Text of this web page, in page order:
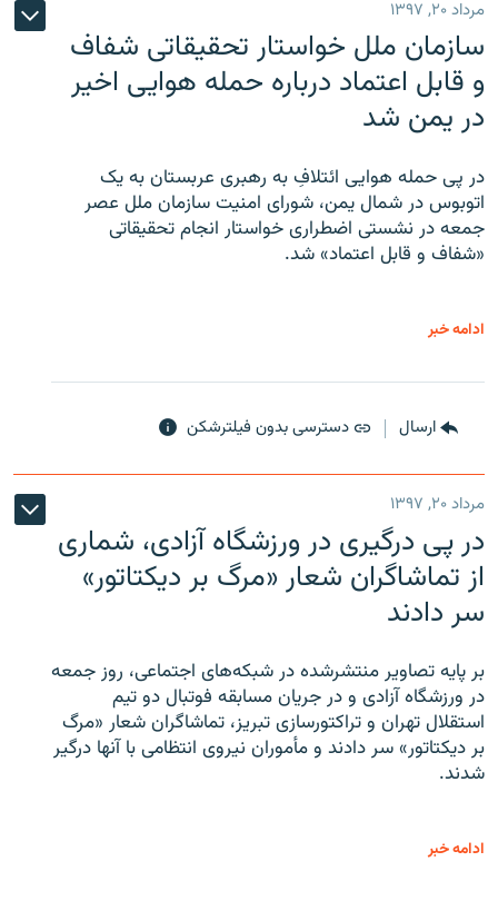
مرداد ۲۰, ۱۳۹۷
سازمان ملل خواستار تحقیقاتی شفاف
و قابل اعتماد درباره حمله هوایی اخیر
در یمن شد
در پی حمله هوایی ائتلافِ به رهبری عربستان به یک
اتوبوس در شمال یمن، شورای امنیت سازمان ملل عصر
جمعه در نشستی اضطراری خواستار انجام تحقیقاتی
«شفاف و قابل اعتماد» شد.
ادامه خبر
ارسال دسترسی بدون فیلترشکن
مرداد ۲۰, ۱۳۹۷
در پی درگیری در ورزشگاه آزادی، شماری
از تماشاگران شعار «مرگ بر دیکتاتور»
سر دادند
بر پایه تصاویر منتشرشده در شبکه‌های اجتماعی، روز جمعه
در ورزشگاه آزادی و در جریان مسابقه فوتبال دو تیم
استقلال تهران و تراکتورسازی تبریز، تماشاگران شعار «مرگ
بر دیکتاتور» سر دادند و مأموران نیروی انتظامی با آنها درگیر
شدند.
ادامه خبر